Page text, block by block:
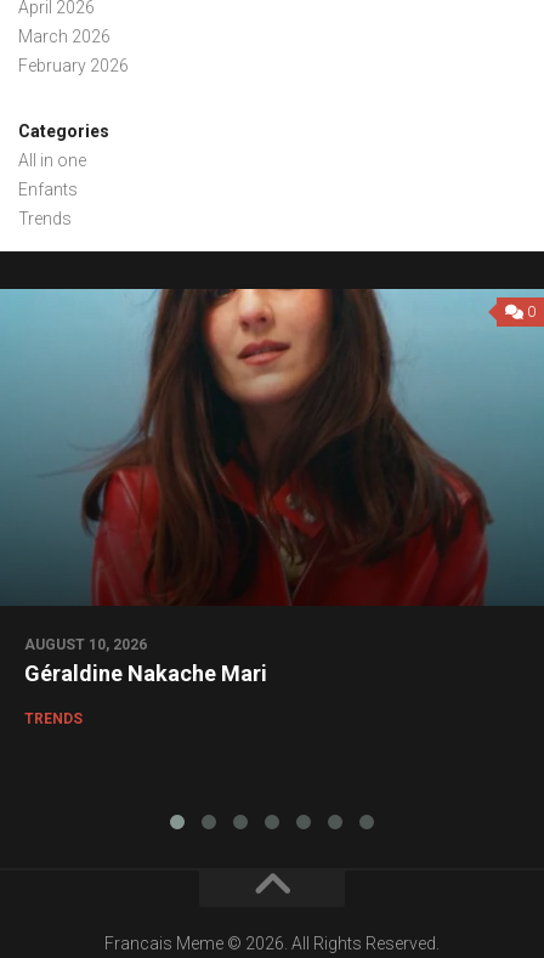
April 2026
March 2026
February 2026
Categories
All in one
Enfants
Trends
0
AUGUST 10, 2026
Géraldine Nakache Mari
TRENDS
Francais Meme © 2026. All Rights Reserved.